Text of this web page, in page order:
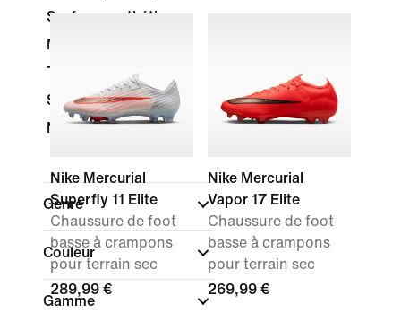
Surface synthétique
Multi-surfaces
Terrain gras
Salle
Nike By You
Genre
Couleur
Gamme
Nike Mercurial
Superfly 11 Elite
Chaussure de foot
basse à crampons
pour terrain sec
289,99 €
Nike Mercurial
Vapor 17 Elite
Chaussure de foot
basse à crampons
pour terrain sec
269,99 €